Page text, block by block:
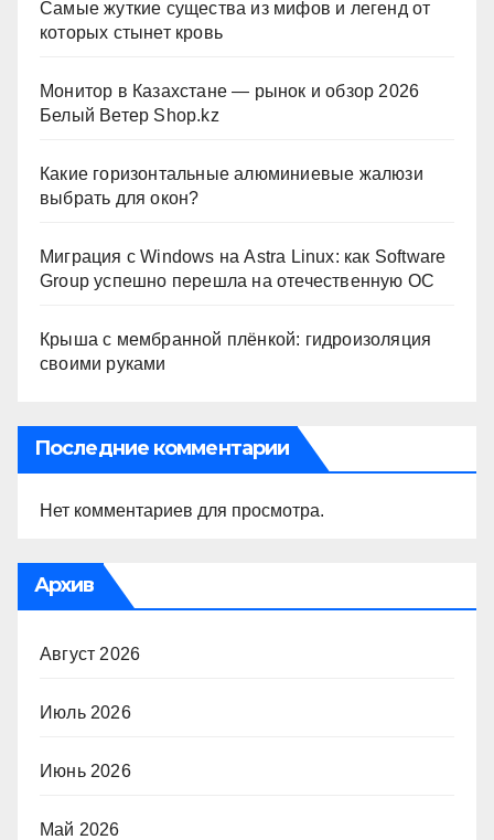
Самые жуткие существа из мифов и легенд от
которых стынет кровь
Монитор в Казахстане — рынок и обзор 2026
Белый Ветер Shop.kz
Какие горизонтальные алюминиевые жалюзи
выбрать для окон?
Миграция с Windows на Astra Linux: как Software
Group успешно перешла на отечественную ОС
Крыша с мембранной плёнкой: гидроизоляция
своими руками
Последние комментарии
Нет комментариев для просмотра.
Архив
Август 2026
Июль 2026
Июнь 2026
Май 2026